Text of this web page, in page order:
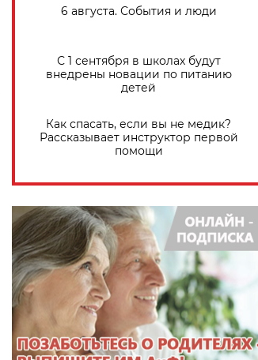
6 августа. События и люди
С 1 сентября в школах будут
внедрены новации по питанию
детей
Как спасать, если вы не медик?
Рассказывает инструктор первой
помощи